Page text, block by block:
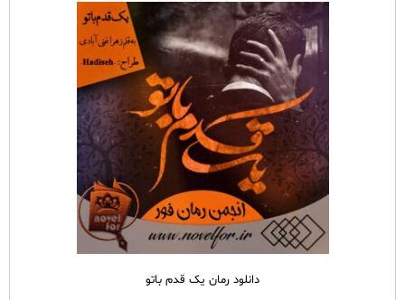
دانلود رمان یک قدم باتو